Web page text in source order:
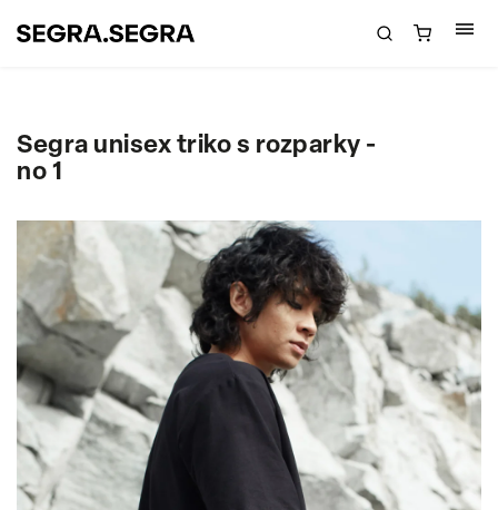
Segra unisex triko s rozparky -
no 1